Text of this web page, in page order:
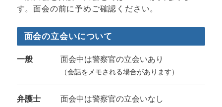
す。面会の前に予めご確認ください。
面会の立会いについて
一般 面会中は警察官の立会いあり
（会話をメモされる場合があります）
弁護士 面会中は警察官の立会いなし